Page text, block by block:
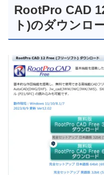
RootPro CAD
ト)のダウンロ